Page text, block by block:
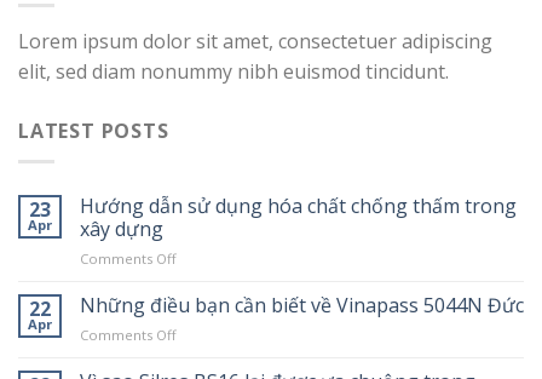
Lorem ipsum dolor sit amet, consectetuer adipiscing
elit, sed diam nonummy nibh euismod tincidunt.
LATEST POSTS
23
Apr
Hướng dẫn sử dụng hóa chất chống thấm trong
xây dựng
Comments Offon
dẫn
dụng
22
Apr
Những điều bạn cần biết về Vinapass 5044N Đức
Comments Offon
điều